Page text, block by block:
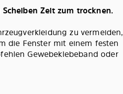
Zeit zum trocknen.
zu vermeiden,
die Fenster mit einem festen
Gewebeklebeband oder